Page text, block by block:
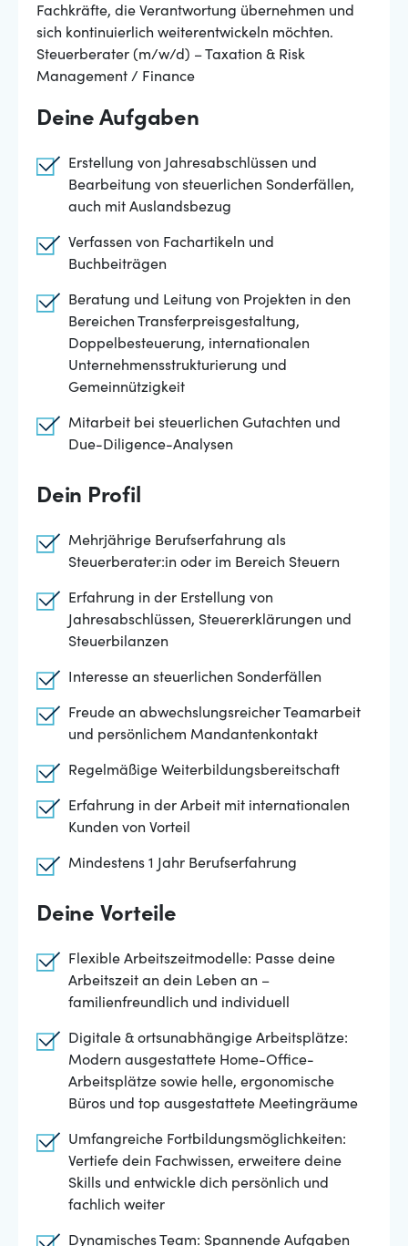
Fachkräfte, die Verantwortung übernehmen und
sich kontinuierlich weiterentwickeln möchten.
Steuerberater (m/w/d) – Taxation & Risk
Management / Finance
Deine Aufgaben
Erstellung von Jahresabschlüssen und
Bearbeitung von steuerlichen Sonderfällen,
auch mit Auslandsbezug
Verfassen von Fachartikeln und
Buchbeiträgen
Beratung und Leitung von Projekten in den
Bereichen Transferpreisgestaltung,
Doppelbesteuerung, internationalen
Unternehmensstrukturierung und
Gemeinnützigkeit
Mitarbeit bei steuerlichen Gutachten und
Due-Diligence-Analysen
Dein Profil
Mehrjährige Berufserfahrung als
Steuerberater:in oder im Bereich Steuern
Erfahrung in der Erstellung von
Jahresabschlüssen, Steuererklärungen und
Steuerbilanzen
Interesse an steuerlichen Sonderfällen
Freude an abwechslungsreicher Teamarbeit
und persönlichem Mandantenkontakt
Regelmäßige Weiterbildungsbereitschaft
Erfahrung in der Arbeit mit internationalen
Kunden von Vorteil
Mindestens 1 Jahr Berufserfahrung
Deine Vorteile
Flexible Arbeitszeitmodelle: Passe deine
Arbeitszeit an dein Leben an –
familienfreundlich und individuell
Digitale & ortsunabhängige Arbeitsplätze:
Modern ausgestattete Home-Office-
Arbeitsplätze sowie helle, ergonomische
Büros und top ausgestattete Meetingräume
Umfangreiche Fortbildungsmöglichkeiten:
Vertiefe dein Fachwissen, erweitere deine
Skills und entwickle dich persönlich und
fachlich weiter
Dynamisches Team: Spannende Aufgaben